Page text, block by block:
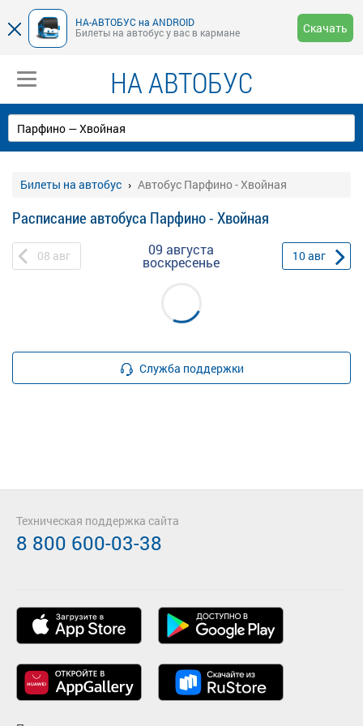
НА-АВТОБУС на ANDROID
Билеты на автобус у вас в кармане
Скачать
НА АВТОБУС
Билеты на автобус Автобус Парфино - Хвойная
Расписание автобуса Парфино - Хвойная
08 авг 09 августа
воскресенье 10авг
Служба поддержки
Техническая поддержка сайта
8 800 600-03-38